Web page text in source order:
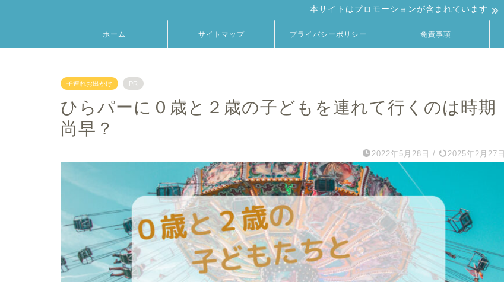
本サイトはプロモーションが含まれています
ホーム サイトマップ プライバシーポリシー 免責事項
子連れお出かけ PR
ひらパーに０歳と２歳の子どもを連れて行くのは時期
尚早？
2022年5月28日 / 2025年2月27日